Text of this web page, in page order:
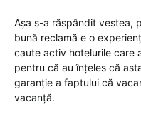
Așa s-a răspândit vestea,
bună reclamă e o
caute activ hotelurile care
pentru că au înțeles că
garanție a faptului că
vacanță.